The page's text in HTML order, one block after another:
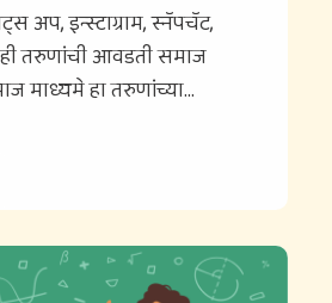
अप, इन्स्टाग्राम, स्नॅपचॅट,
तरुणांची आवडती समाज
माध्यमे हा तरुणांच्या...